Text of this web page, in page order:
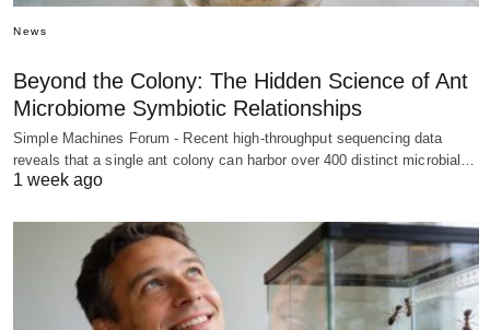
News
Beyond the Colony: The Hidden Science of Ant
Microbiome Symbiotic Relationships
Simple Machines Forum - Recent high-throughput sequencing data
reveals that a single ant colony can harbor over 400 distinct microbial…
1 week ago